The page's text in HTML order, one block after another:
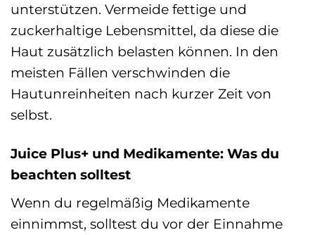
unterstützen. Vermeide fettige und
zuckerhaltige Lebensmittel, da diese die
Haut zusätzlich belasten können. In den
meisten Fällen verschwinden die
Hautunreinheiten nach kurzer Zeit von
selbst.
Juice Plus+ und Medikamente: Was du
beachten solltest
Wenn du regelmäßig Medikamente
einnimmst, solltest du vor der Einnahme